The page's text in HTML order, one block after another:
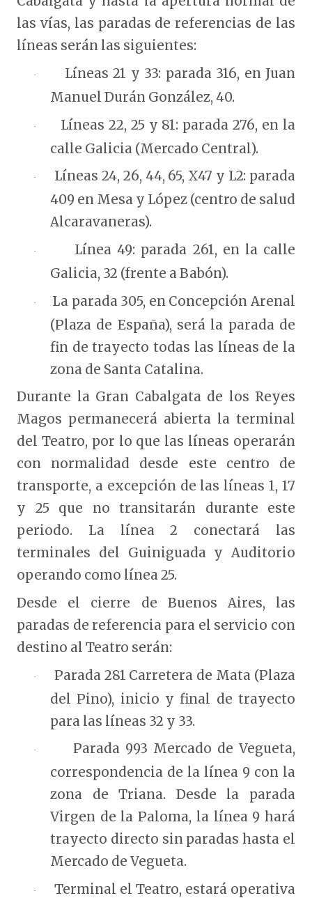
las vías, las paradas de referencias de las
líneas serán las siguientes:
·
Líneas 21 y 33: parada 316, en Juan
Manuel Durán González, 40.
·
Líneas 22, 25 y 81: parada 276, en la
calle Galicia (Mercado Central).
·
Líneas 24, 26, 44, 65, X47 y L2: parada
409 en Mesa y López (centro de salud
Alcaravaneras).
·
Línea 49: parada 261, en la calle
Galicia, 32 (frente a Babón).
·
La parada 305, en Concepción Arenal
(Plaza de España), será la parada de
fin de trayecto todas las líneas de la
zona de Santa Catalina.
Durante la Gran Cabalgata de los Reyes
Magos permanecerá abierta la terminal
del Teatro, por lo que las líneas operarán
con normalidad desde este centro de
transporte, a excepción de las líneas 1, 17
y 25 que no transitarán durante este
periodo. La línea 2 conectará las
terminales del Guiniguada y Auditorio
operando como línea 25.
Desde el cierre de Buenos Aires, las
paradas de referencia para el servicio con
destino al Teatro serán:
·
Parada 281 Carretera de Mata (Plaza
del Pino), inicio y final de trayecto
para las líneas 32 y 33.
·
Parada 993 Mercado de Vegueta,
correspondencia de la línea 9 con la
zona de Triana. Desde la parada
Virgen de la Paloma, la línea 9 hará
trayecto directo sin paradas hasta el
Mercado de Vegueta.
·
Terminal el Teatro, estará operativa